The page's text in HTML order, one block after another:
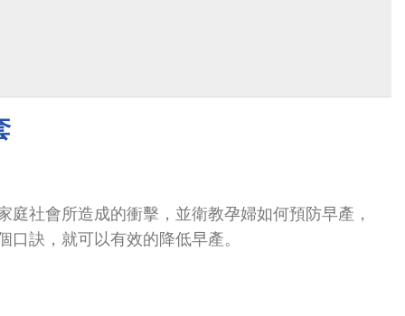
庭社會所造成的衝擊，並衛教孕婦如何預防早產，
口訣，就可以有效的降低早產。